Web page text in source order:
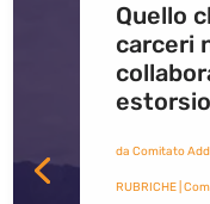
Quello
carceri
da Comitato
RUBRICHE|